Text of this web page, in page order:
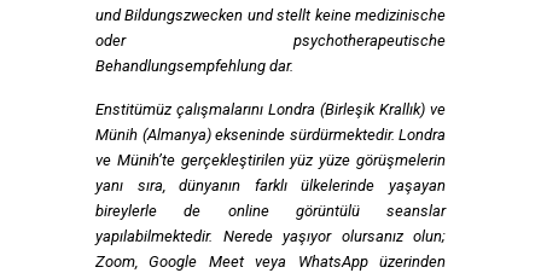
und Bildungszwecken und stellt keine medizinische
oder psychotherapeutische
Behandlungsempfehlung dar.
Enstitümüz çalışmalarını Londra (Birleşik Krallık) ve
Münih (Almanya) ekseninde sürdürmektedir. Londra
ve Münih’te gerçekleştirilen yüz yüze görüşmelerin
yanı sıra, dünyanın farklı ülkelerinde yaşayan
bireylerle de online görüntülü seanslar
yapılabilmektedir. Nerede yaşıyor olursanız olun;
Zoom, Google Meet veya WhatsApp üzerinden